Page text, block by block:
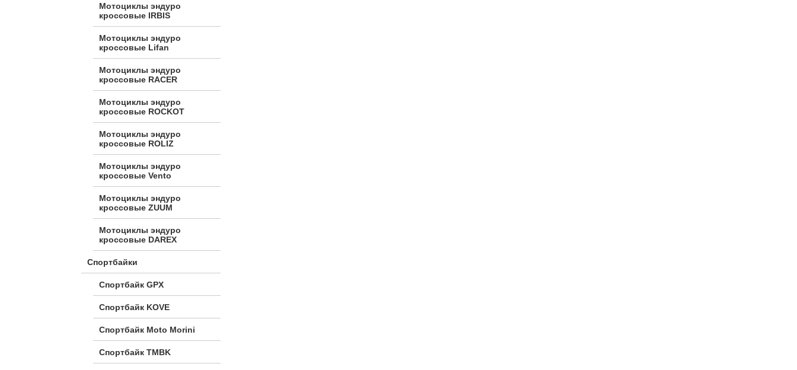
Мотоциклы эндуро
кроссовые IRBIS
Мотоциклы эндуро
кроссовые Lifan
Мотоциклы эндуро
кроссовые RACER
Мотоциклы эндуро
кроссовые ROCKOT
Мотоциклы эндуро
кроссовые ROLIZ
Мотоциклы эндуро
кроссовые Vento
Мотоциклы эндуро
кроссовые ZUUM
Мотоциклы эндуро
кроссовые DAREX
Спортбайки
Спортбайк GPX
Спортбайк KOVE
Спортбайк Moto Morini
Спортбайк TMBK